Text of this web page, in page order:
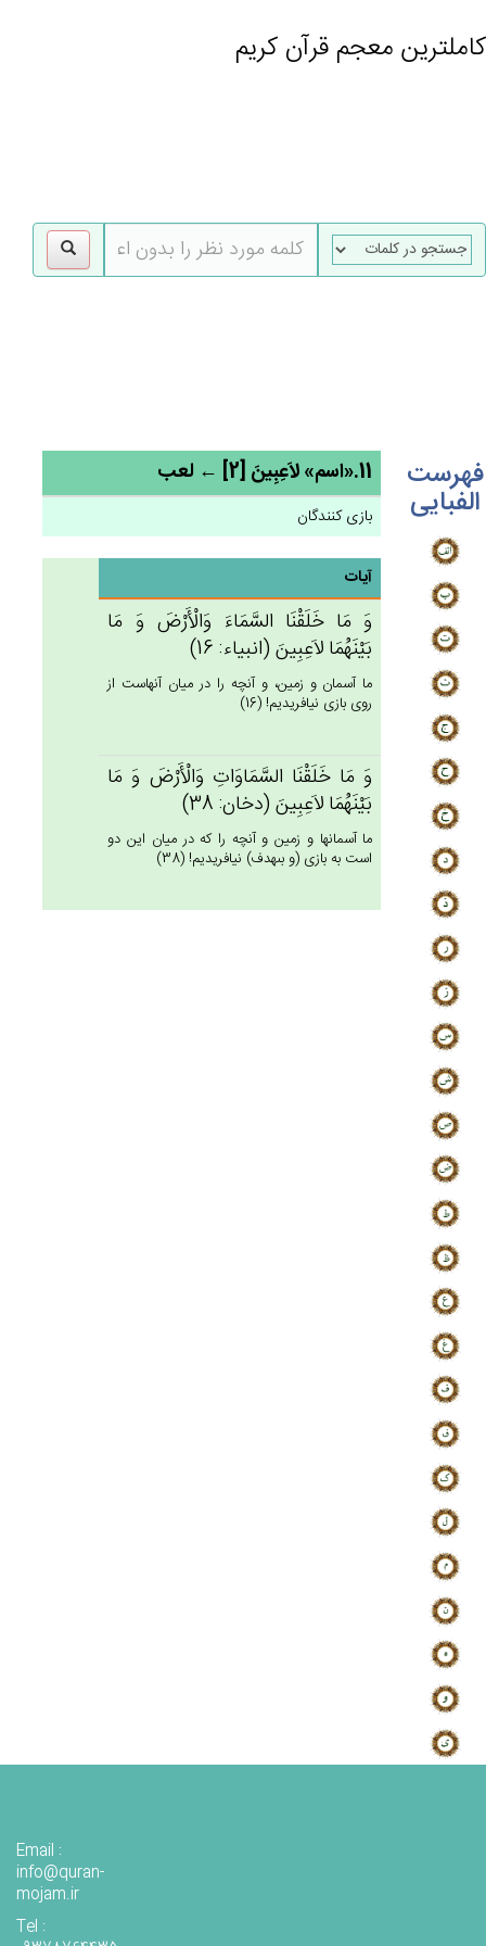
کاملترین معجم قرآن کریم
فهرست
الفبایی
11.«اسم» لاَعِبِين‌َ [2] ← لعب
بازی کنندگان
آیات
وَ مَا خَلَقْنَا السَّمَاءَ وَالْأَرْض‌َ وَ مَا
بَيْنَهُمَا لاَعِبِين‌َ (انبياء: 16)
ما آسمان و زمين، و آنچه را در ميان آنهاست از
روى بازى نيافريديم! (16)
وَ مَا خَلَقْنَا السَّمَاوَات‌ِ وَالْأَرْض‌َ وَ مَا
بَيْنَهُمَا لاَعِبِين‌َ (دخان: 38)
ما آسمانها و زمين و آنچه را كه در ميان اين دو
است به بازى (و بى‏هدف) نيافريديم! (38)
Email :
info@quran-
mojam.ir
Tel :